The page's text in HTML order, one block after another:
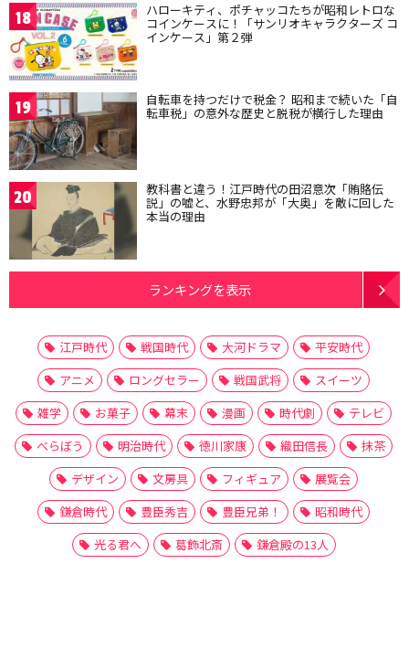
18 ハローキティ、ポチャッコたちが昭和レトロな
コインケースに！「サンリオキャラクターズ コ
インケース」第２弾
19 自転車を持つだけで税金？ 昭和まで続いた「自
転車税」の意外な歴史と脱税が横行した理由
20 教科書と違う！江戸時代の田沼意次「賄賂伝
説」の嘘と、水野忠邦が「大奥」を敵に回した
本当の理由
ランキングを表示
江戸時代 戦国時代 大河ドラマ
平安時代
アニメ
ロングセラー 戦国武将
スイーツ
雑学
お菓子 幕末 漫画 時代劇
テレビ
べらぼう
明治時代 徳川家康 織田信長
抹茶
デザイン
文房具 フィギュア
展覧会
鎌倉時代
豊臣秀吉 豊臣兄弟！
昭和時代
光る君へ
葛飾北斎 鎌倉殿の13人